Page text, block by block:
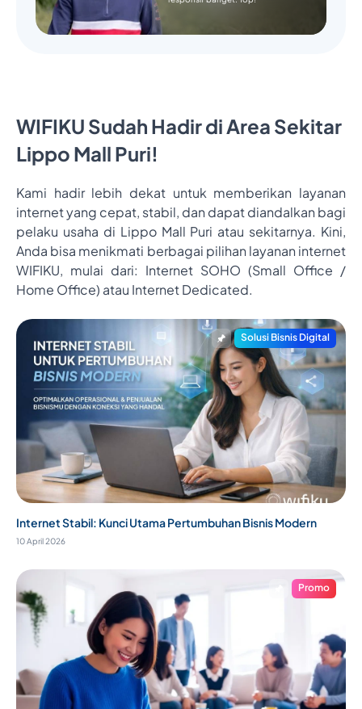
WIFIKU Sudah Hadir di Area Sekitar
Lippo Mall Puri!
Kami hadir lebih dekat untuk memberikan layanan
internet yang cepat, stabil, dan dapat diandalkan bagi
pelaku usaha di Lippo Mall Puri atau sekitarnya. Kini,
Anda bisa menikmati berbagai pilihan layanan internet
WIFIKU, mulai dari: Internet SOHO (Small Office /
Home Office) atau Internet Dedicated.
Solusi Bisnis Digital
Internet Stabil: Kunci Utama Pertumbuhan Bisnis Modern
10 April 2026
Promo